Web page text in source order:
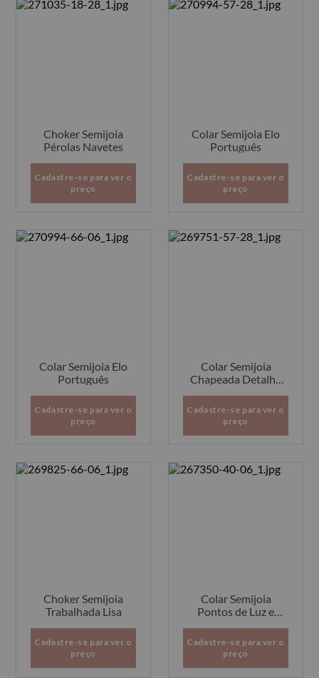
Choker Semijoia
Pérolas Navetes
Cadastre-se para ver o
preço
Colar Semijoia Elo
Português
Cadastre-se para ver o
preço
Colar Semijoia Elo
Português
Cadastre-se para ver o
preço
Colar Semijoia
Chapeada Detalhe
Cadastre-se para ver o
preço
Choker Semijoia
Trabalhada Lisa
Cadastre-se para ver o
preço
Colar Semijoia
Pontos de Luz e
Cadastre-se para ver o
preço